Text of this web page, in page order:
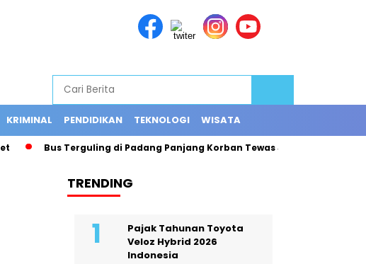
KRIMINAL PENDIDIKAN TEKNOLOGI WISATA
Bus Terguling di Padang Panjang Korban Tewas Jadi 12 Orang
TRENDING
Pajak Tahunan Toyota
Veloz Hybrid 2026
Indonesia